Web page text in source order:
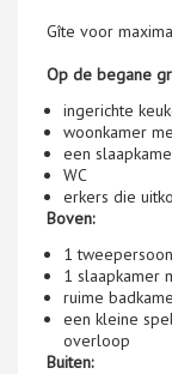
Gîte voor
Op de begane
ingerichte
woonkamer
een
WC
erkers die
Boven:
1
1 slaapkamer
ruime
een kleine
overloop
Buiten: